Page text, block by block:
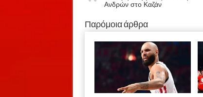
Ανδρών στο Καζάν
Παρόμοια άρθρα